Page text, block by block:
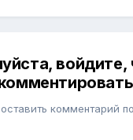
войдите,
комментарий